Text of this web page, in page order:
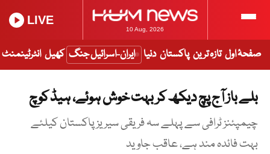
10 Aug, 2026
LIVE
صفحۂ اول تازہ ترین پاکستان دنیا ایران-اسرائیل جنگ کھیل انٹرٹینمنٹ
بلے باز آج پچ دیکھ کر بہت خوش ہوئے، ہیڈ کوچ
چیمپئنز ٹرافی سے پہلے سہ فریقی سیریز پاکستان کیلئے
بہت فائدہ مند ہے، عاقب جاوید